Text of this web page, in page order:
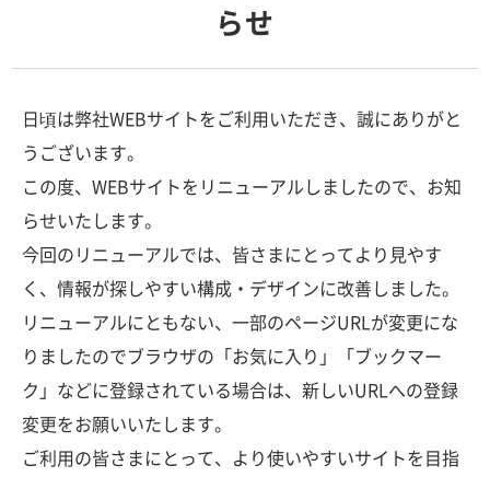
らせ
日頃は弊社WEBサイトをご利用いただき、誠にありがと
うございます。
この度、WEBサイトをリニューアルしましたので、お知
らせいたします。
今回のリニューアルでは、皆さまにとってより見やす
く、情報が探しやすい構成・デザインに改善しました。
リニューアルにともない、一部のページURLが変更にな
りましたのでブラウザの「お気に入り」「ブックマー
ク」などに登録されている場合は、新しいURLへの登録
変更をお願いいたします。
ご利用の皆さまにとって、より使いやすいサイトを目指